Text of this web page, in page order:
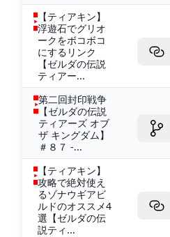
【ティアキン】
浮遊石でグリオ
ークをボコボコ
にするリンク
【ゼルダの伝説
ティアー...
第二回封印戦争
【ゼルダの伝説
ティアーズ オブ
ザ キングダム】
＃８７ -...
【ティアキン】
攻略で絶対使え
るゾナウギアビ
ルドのオススメ4
選【ゼルダの伝
説ティ...